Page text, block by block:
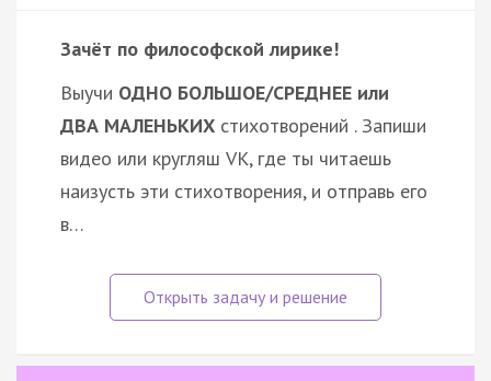
Зачёт по философской лирике!
Выучи ОДНО БОЛЬШОЕ/СРЕДНЕЕ или
ДВА МАЛЕНЬКИХ стихотворений . Запиши
видео или кругляш VK, где ты читаешь
наизусть эти стихотворения, и отправь его
в…